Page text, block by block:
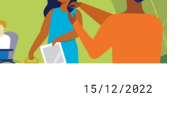
15/12/2022